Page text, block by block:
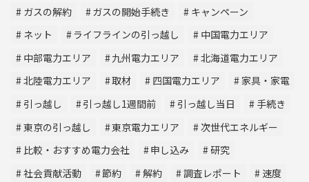
ガスの解約
ガスの開始手続き
キャンペーン
ネット
ライフラインの引っ越し
中国電力エリア
中部電力エリア
九州電力エリア
北海道電力エリア
北陸電力エリア
取材 四国電力エリア
家具・家電
引っ越し
引っ越し1週間前 引っ越し当日
手続き
東京の引っ越し
東京電力エリア
次世代エネルギー
比較・おすすめ電力会社
申し込み
研究
社会貢献活動
節約 解約 調査レポート
速度